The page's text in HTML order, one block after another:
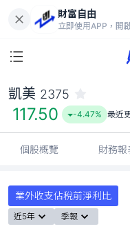
財富自由
立即使用APP，開
凱美 2375
117.50 -4.47% 最近
個股概覽 財務報
業外收支佔稅前淨利比
近5年 季報